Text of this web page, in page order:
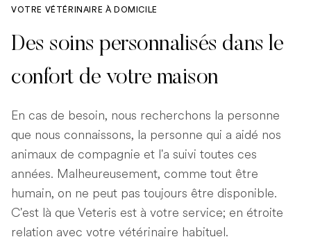
VOTRE VÉTÉRINAIRE À DOMICILE
Des soins personnalisés dans le
confort de votre maison
En cas de besoin, nous recherchons la personne
que nous connaissons, la personne qui a aidé nos
animaux de compagnie et l'a suivi toutes ces
années. Malheureusement, comme tout être
humain, on ne peut pas toujours être disponible.
C'est là que Veteris est à votre service; en étroite
relation avec votre vétérinaire habituel.